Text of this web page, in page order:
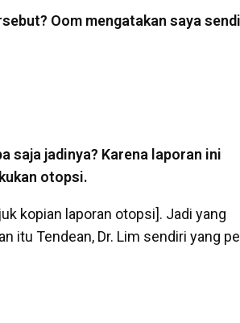
Oom mengatakan saya
saja jadinya? Karena laporan ini
otopsi.
kopian laporan otopsi]. Jadi yang
itu Tendean, Dr. Lim sendiri yang